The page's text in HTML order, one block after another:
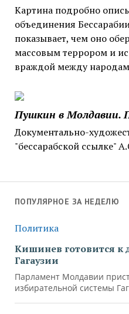
Картина подробно
объединения
показывает, чем оно
массовым террором и
враждой между
Пушкин в Молдавии.
Документально-
"бессарабской ссылке"
ПОПУЛЯРНОЕ ЗА НЕДЕЛЮ
Политика
Кишинев готовится к
Гагаузии
Парламент Молдавии
избирательной системы